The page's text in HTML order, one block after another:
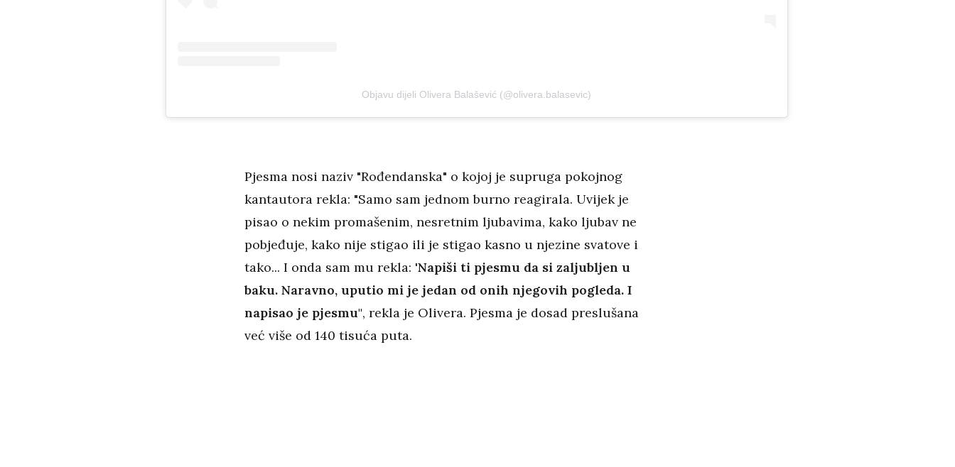
Objavu dijeli Olivera Balašević (@olivera.balasevic)
Pjesma nosi naziv "Rođendanska" o kojoj je supruga pokojnog
kantautora rekla: "Samo sam jednom burno reagirala. Uvijek je
pisao o nekim promašenim, nesretnim ljubavima, kako ljubav ne
pobjeđuje, kako nije stigao ili je stigao kasno u njezine svatove i
tako... I onda sam mu rekla: 'Napiši ti pjesmu da si zaljubljen u
baku. Naravno, uputio mi je jedan od onih njegovih pogleda. I
napisao je pjesmu", rekla je Olivera. Pjesma je dosad preslušana
već više od 140 tisuća puta.